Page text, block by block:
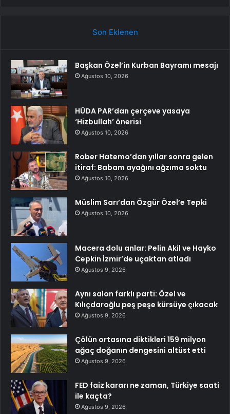
Son Eklenen
Başkan Özel’in Kurban Bayramı mesajı
Ağustos 10, 2026
HÜDA PAR’dan çerçeve yasaya
‘Hizbullah’ önerisi
Ağustos 10, 2026
Rober Hatemo’dan yıllar sonra gelen
itiraf: Babam ayağını ağzıma soktu
Ağustos 10, 2026
Müslim Sarı’dan Özgür Özel’e Tepki
Ağustos 10, 2026
Macera dolu anlar: Pelin Akil ve Hayko
Cepkin İzmir’de uçaktan atladı
Ağustos 9, 2026
Aynı salon farklı parti: Özel ve
Kılıçdaroğlu peş peşe kürsüye çıkacak
Ağustos 9, 2026
Çölün ortasına diktikleri 159 milyon
ağaç doğanın dengesini altüst etti
Ağustos 9, 2026
FED faiz kararı ne zaman, Türkiye saati
ile kaçta?
Ağustos 9, 2026